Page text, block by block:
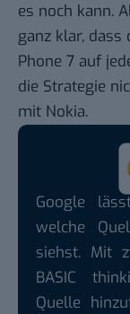
es noch kann.
ganz klar,
Phone 7 auf
die Strategie
mit Nokia.
Google
welche
siehst. Mit
BASIC
Quelle